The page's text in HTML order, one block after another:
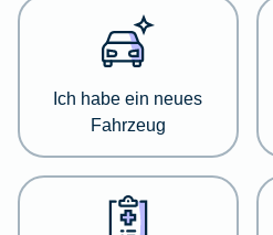
verschiedene
Versicherungskategorien.
haben
die
sich
Ich habe ein neues
Fahrzeug